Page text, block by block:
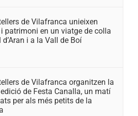
de Vilafranca unieixen
patrimoni en un viatge de colla
d’Aran i a la Vall de Boí
de Vilafranca organitzen la
de Festa Canalla, un matí
per als més petits de la